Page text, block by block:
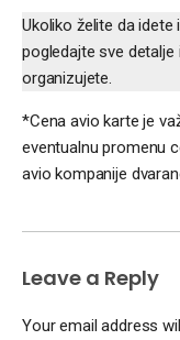
Ukoliko želite da idete
pogledajte sve
organizujete.
*Cena avio karte je
eventualnu promenu
avio kompanije
Leave a Reply
Your email address